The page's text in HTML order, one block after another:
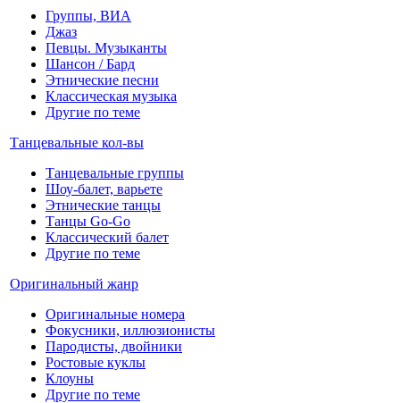
Группы, ВИА
Джаз
Певцы. Музыканты
Шансон / Бард
Этнические песни
Классическая музыка
Другие по теме
Танцевальные кол-вы
Танцевальные группы
Шоу-балет, варьете
Этнические танцы
Танцы Go-Go
Классический балет
Другие по теме
Оригинальный жанр
Оригинальные номера
Фокусники, иллюзионисты
Пародисты, двойники
Ростовые куклы
Клоуны
Другие по теме